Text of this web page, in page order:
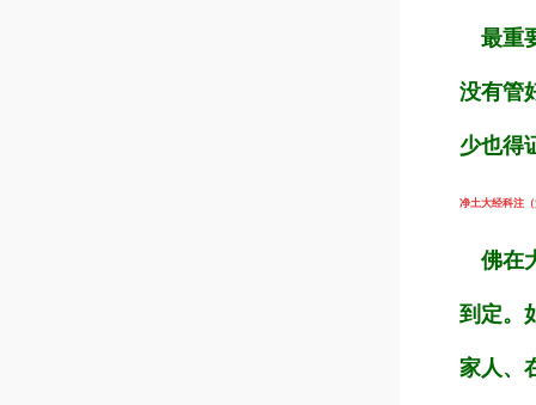
最重
没有管
少也得
净土大经科注
佛在
到定。
家人、